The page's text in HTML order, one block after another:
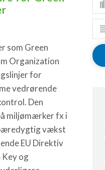
som Green
Organization
for
vedrørende
Den
miljømærker fx i
vækst
EU Direktiv
og